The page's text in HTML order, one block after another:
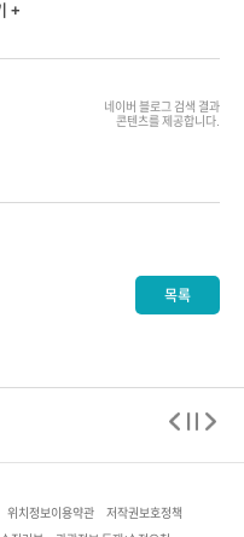
+
네이버 블로그 검색 결과
콘텐츠를 제공합니다.
목록
위치정보이용약관 저작권보호정책